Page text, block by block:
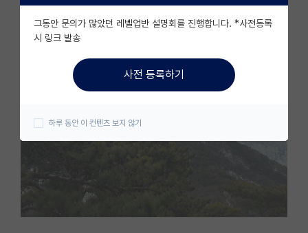
자유 게시판(아무개랩)
미국 유학 게시판
미국 대학원 합격 후기 게시판
대학원생 모집 게시판
연구실(PI) 홍보 게시판
석박사 채용 정보 게시판
임용 정보 게시판
그동안 문의가 많았던 레벨업반 설명회를 진행합니다. *사전등록
시 링크 발송
사전 등록하기
하루 동안 이 컨텐츠 보지 않기